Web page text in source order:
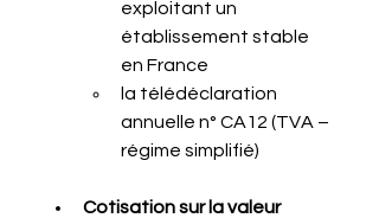
exploitant un
établissement stable
en France
la télédéclaration
annuelle n° CA12 (TVA –
régime simplifié)
Cotisation sur la valeur